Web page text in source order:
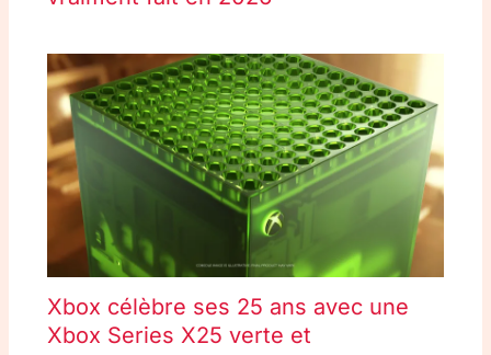
Xbox célèbre ses 25 ans avec une
Xbox Series X25 verte et